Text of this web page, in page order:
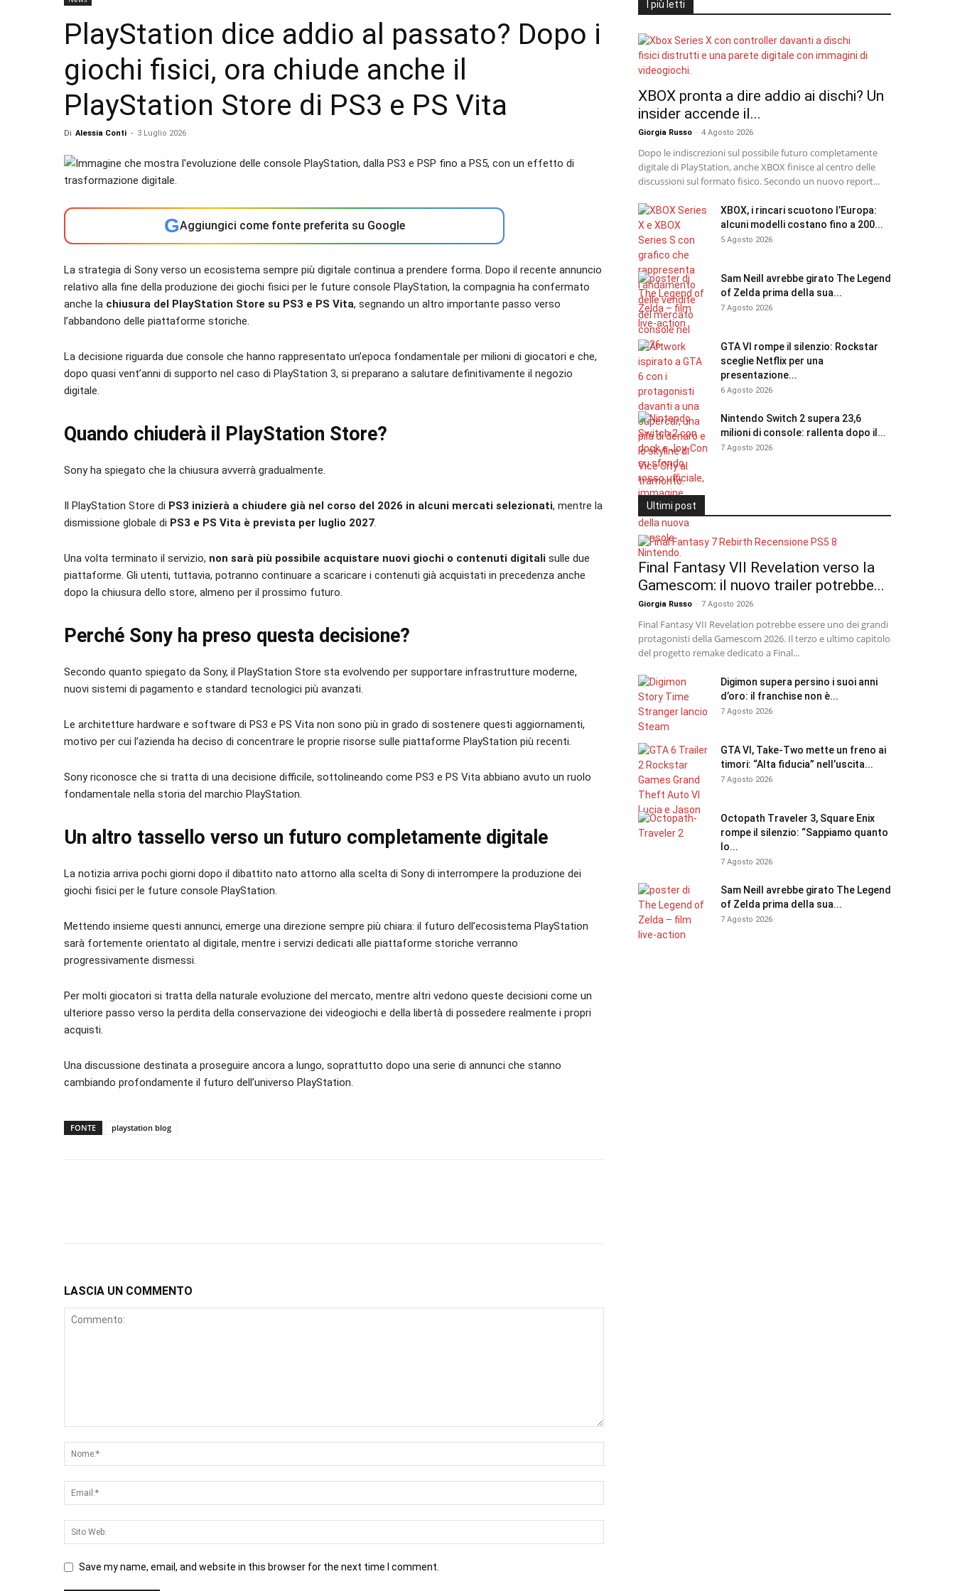
PlayStation dice addio al passato? Dopo i
giochi fisici, ora chiude anche il
PlayStation Store di PS3 e PS Vita
Di Alessia Conti - 3 Luglio 2026
GAggiungici come fonte preferita su Google
La strategia di Sony verso un ecosistema sempre più digitale continua a prendere forma. Dopo il recente annuncio
relativo alla fine della produzione dei giochi fisici per le future console PlayStation, la compagnia ha confermato
anche la chiusura del PlayStation Store su PS3 e PS Vita, segnando un altro importante passo verso
l’abbandono delle piattaforme storiche.
La decisione riguarda due console che hanno rappresentato un’epoca fondamentale per milioni di giocatori e che,
dopo quasi vent’anni di supporto nel caso di PlayStation 3, si preparano a salutare definitivamente il negozio
digitale.
Quando chiuderà il PlayStation Store?
Sony ha spiegato che la chiusura avverrà gradualmente.
Il PlayStation Store di PS3 inizierà a chiudere già nel corso del 2026 in alcuni mercati selezionati, mentre la
dismissione globale di PS3 e PS Vita è prevista per luglio 2027.
Una volta terminato il servizio, non sarà più possibile acquistare nuovi giochi o contenuti digitali sulle due
piattaforme. Gli utenti, tuttavia, potranno continuare a scaricare i contenuti già acquistati in precedenza anche
dopo la chiusura dello store, almeno per il prossimo futuro.
Perché Sony ha preso questa decisione?
Secondo quanto spiegato da Sony, il PlayStation Store sta evolvendo per supportare infrastrutture moderne,
nuovi sistemi di pagamento e standard tecnologici più avanzati.
Le architetture hardware e software di PS3 e PS Vita non sono più in grado di sostenere questi aggiornamenti,
motivo per cui l’azienda ha deciso di concentrare le proprie risorse sulle piattaforme PlayStation più recenti.
Sony riconosce che si tratta di una decisione difficile, sottolineando come PS3 e PS Vita abbiano avuto un ruolo
fondamentale nella storia del marchio PlayStation.
Un altro tassello verso un futuro completamente digitale
La notizia arriva pochi giorni dopo il dibattito nato attorno alla scelta di Sony di interrompere la produzione dei
giochi fisici per le future console PlayStation.
Mettendo insieme questi annunci, emerge una direzione sempre più chiara: il futuro dell’ecosistema PlayStation
sarà fortemente orientato al digitale, mentre i servizi dedicati alle piattaforme storiche verranno
progressivamente dismessi.
Per molti giocatori si tratta della naturale evoluzione del mercato, mentre altri vedono queste decisioni come un
ulteriore passo verso la perdita della conservazione dei videogiochi e della libertà di possedere realmente i propri
acquisti.
Una discussione destinata a proseguire ancora a lungo, soprattutto dopo una serie di annunci che stanno
cambiando profondamente il futuro dell’universo PlayStation.
FONTE playstation blog
LASCIA UN COMMENTO
Save my name, email, and website in this browser for the next time I comment.
I più letti
XBOX pronta a dire addio ai dischi? Un
insider accende il...
Giorgia Russo - 4 Agosto 2026
Dopo le indiscrezioni sul possibile futuro completamente
digitale di PlayStation, anche XBOX finisce al centro delle
discussioni sul formato fisico. Secondo un nuovo report...
XBOX, i rincari scuotono l’Europa:
alcuni modelli costano fino a 200...
5 Agosto 2026
Sam Neill avrebbe girato The Legend
of Zelda prima della sua...
7 Agosto 2026
GTA VI rompe il silenzio: Rockstar
sceglie Netflix per una
presentazione...
6 Agosto 2026
Nintendo Switch 2 supera 23,6
milioni di console: rallenta dopo il...
7 Agosto 2026
Ultimi post
Final Fantasy VII Revelation verso la
Gamescom: il nuovo trailer potrebbe...
Giorgia Russo - 7 Agosto 2026
Final Fantasy VII Revelation potrebbe essere uno dei grandi
protagonisti della Gamescom 2026. Il terzo e ultimo capitolo
del progetto remake dedicato a Final...
Digimon supera persino i suoi anni
d’oro: il franchise non è...
7 Agosto 2026
GTA VI, Take-Two mette un freno ai
timori: “Alta fiducia” nell’uscita...
7 Agosto 2026
Octopath Traveler 3, Square Enix
rompe il silenzio: “Sappiamo quanto
lo...
7 Agosto 2026
Sam Neill avrebbe girato The Legend
of Zelda prima della sua...
7 Agosto 2026